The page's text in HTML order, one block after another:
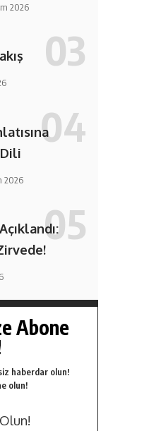
2026
2026
Abone
haberdar olun!
olun!